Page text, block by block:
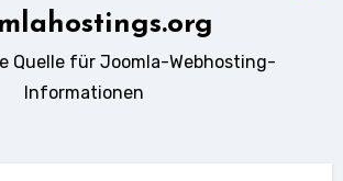
Quelle für Joomla-Webhosting-
Informationen